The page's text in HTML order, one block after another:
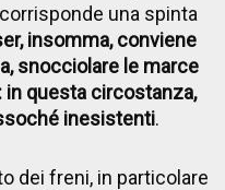
una spinta
insomma, conviene
snocciolare le marce
in questa circostanza,
inesistenti.
dei freni, in particolare